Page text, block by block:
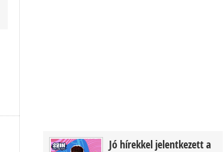
Jó hírekkel jelentkezett a